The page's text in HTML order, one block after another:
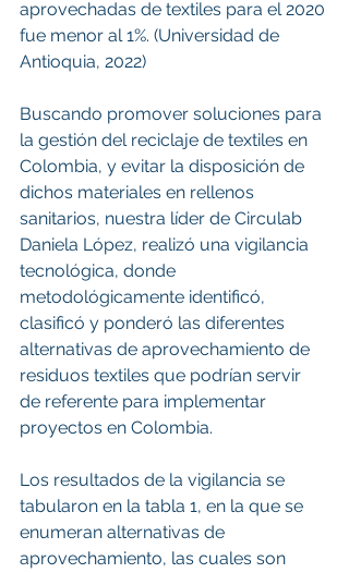
aprovechadas de textiles para el 2020
fue menor al 1%. (Universidad de
Antioquia, 2022)
Buscando promover soluciones para
la gestión del reciclaje de textiles en
Colombia, y evitar la disposición de
dichos materiales en rellenos
sanitarios, nuestra líder de Circulab
Daniela López, realizó una vigilancia
tecnológica, donde
metodológicamente identificó,
clasificó y ponderó las diferentes
alternativas de aprovechamiento de
residuos textiles que podrían servir
de referente para implementar
proyectos en Colombia.
Los resultados de la vigilancia se
tabularon en la tabla 1, en la que se
enumeran alternativas de
aprovechamiento, las cuales son